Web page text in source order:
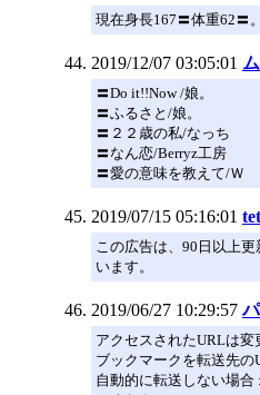
現在身長167〓体重62〓。
2019/12/07 03:05:01
〓Do it!!Now /娘。
〓ふるさと/娘。
〓２２歳の私/なっち
〓なん恋/Berryz工房
〓愛の意味を教えて/Ｗ
2019/07/15 05:16:01
この広告は、90日以上
います。
2019/06/27 10:29:57
アクセスされたURLは変
ブックマークを転送先の
自動的に転送しない場合